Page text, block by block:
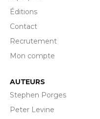
Éditions
Contact
Recrutement
Mon compte
AUTEURS
Stephen Porges
Peter Levine